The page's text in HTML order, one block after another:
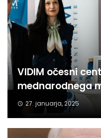
VIDIM očesni
mednarodnega
27. januarja, 2025